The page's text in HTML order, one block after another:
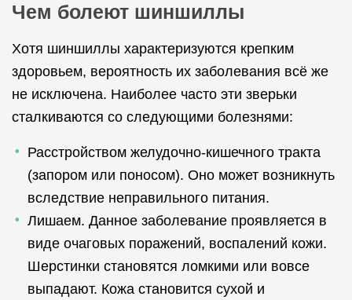
Чем болеют шиншиллы
Хотя шиншиллы характеризуются крепким
здоровьем, вероятность их заболевания всё же
не исключена. Наиболее часто эти зверьки
сталкиваются со следующими болезнями:
Расстройством желудочно-кишечного тракта
(запором или поносом). Оно может возникнуть
вследствие неправильного питания.
Лишаем. Данное заболевание проявляется в
виде очаговых поражений, воспалений кожи.
Шерстинки становятся ломкими или вовсе
выпадают. Кожа становится сухой и